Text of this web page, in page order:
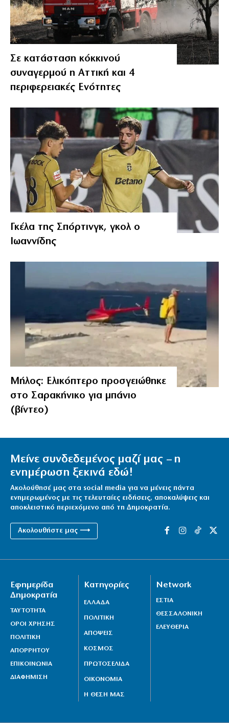
Σε κατάσταση κόκκινού
συναγερμού η Αττική και 4
περιφερειακές Ενότητες
Γκέλα της Σπόρτινγκ, γκολ ο
Ιωαννίδης
Μήλος: Ελικόπτερο προσγειώθηκε
στο Σαρακήνικο για μπάνιο
(βίντεο)
Μείνε συνδεδεμένος μαζί μας – η
ενημέρωση ξεκινά εδώ!
Ακολούθησέ μας στα social media για να μένεις πάντα
ενημερωμένος με τις τελευταίες ειδήσεις, αποκαλύψεις και
αποκλειστικό περιεχόμενο από τη Δημοκρατία.
Ακολουθήστε μας ⟶
Εφημερίδα
Δημοκρατία
ΤΑΥΤΟΤΗΤΑ
ΟΡΟΙ ΧΡΗΣΗΣ
ΠΟΛΙΤΙΚΗ
ΑΠΟΡΡΗΤΟΥ
ΕΠΙΚΟΙΝΩΝΙΑ
ΔΙΑΦΗΜΙΣΗ
Κατηγορίες
ΕΛΛΑΔΑ
ΠΟΛΙΤΙΚΗ
ΑΠΟΨΕΙΣ
ΚΟΣΜΟΣ
ΠΡΩΤΟΣΕΛΙΔΑ
ΟΙΚΟΝΟΜΙΑ
Η ΘΕΣΗ ΜΑΣ
Network
ΕΣΤΙΑ
ΘΕΣΣΑΛΟΝΙΚΗ
ΕΛΕΥΘΕΡΙΑ